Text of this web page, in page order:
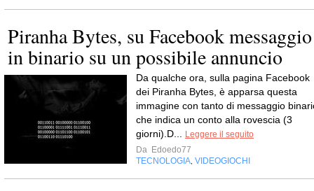
Piranha Bytes, su Facebook messaggio
in binario su un possibile annuncio
Da qualche ora, sulla pagina Facebook
dei Piranha Bytes, è apparsa questa
immagine con tanto di messaggio
che indica un conto alla rovescia (3
giorni).D...
Leggere il seguito
Da Edoedo77
TECNOLOGIA VIDEOGIOCHI